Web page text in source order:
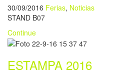
30/09/2016 Ferias, Noticias
STAND B07
Continue
ESTAMPA 2016